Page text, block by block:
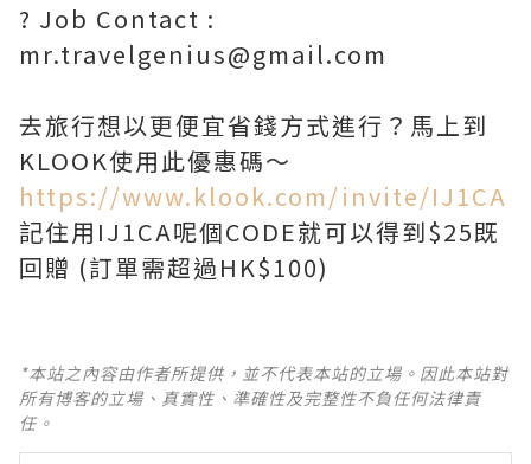
? Job Contact :
mr.travelgenius@gmail.com
去旅行想以更便宜省錢方式進行？馬上到
https://www.klook.com/invite/IJ1CA
記住用IJ1CA呢個CODE就可以得到$25既
回贈 (訂單需超過HK$100)
*本站之內容由作者所提供，並不代表本站的立場。因此本站對
所有博客的立場、真實性、準確性及完整性不負任何法律責
任。